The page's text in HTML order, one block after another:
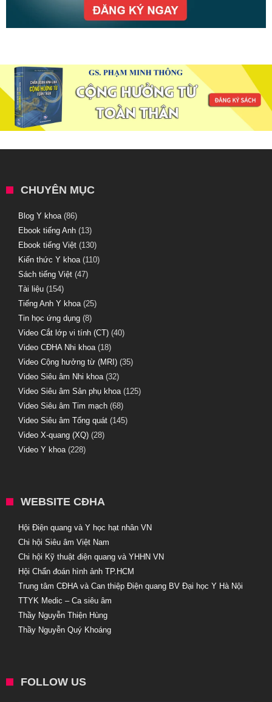
CHUYÊN MỤC
Blog Y khoa (86)
Ebook tiếng Anh (13)
Ebook tiếng Việt (130)
Kiến thức Y khoa (110)
Sách tiếng Việt (47)
Tài liệu (154)
Tiếng Anh Y khoa (25)
Tin học ứng dụng (8)
Video Cắt lớp vi tính (CT) (40)
Video CĐHA Nhi khoa (18)
Video Cộng hưởng từ (MRI) (35)
Video Siêu âm Nhi khoa (32)
Video Siêu âm Sản phụ khoa (125)
Video Siêu âm Tim mạch (68)
Video Siêu âm Tổng quát (145)
Video X-quang (XQ) (28)
Video Y khoa (228)
WEBSITE CĐHA
Hội Điện quang và Y học hạt nhân VN
Chi hội Siêu âm Việt Nam
Chi hội Kỹ thuật điện quang và YHHN VN
Hội Chẩn đoán hình ảnh TP.HCM
Trung tâm CĐHA và Can thiệp Điện quang BV Đại học Y Hà Nội
TTYK Medic – Ca siêu âm
Thầy Nguyễn Thiện Hùng
Thầy Nguyễn Quý Khoáng
FOLLOW US